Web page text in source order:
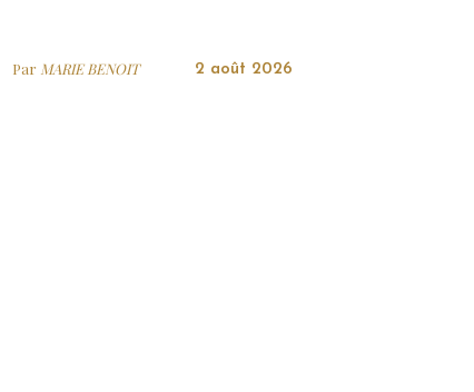
Par MARIE BENOIT 2 août 2026